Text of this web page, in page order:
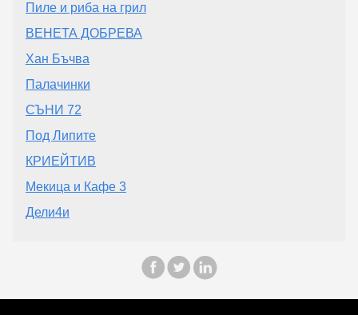
Пиле и риба на грил
ВЕНЕТА ДОБРЕВА
Хан Бъчва
Палачинки
СЪНИ 72
Под Липите
КРИЕЙТИВ
Мекица и Кафе 3
Дели4и